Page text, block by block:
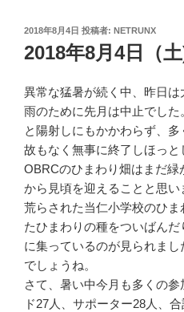
投
稿
日:
2018年8月4日 投稿者: NETRUNX
2018年8月4日（
異常な猛暑が続く中、昨日
雨のために先月は中止でし
と陽射しにもかかわらず、
故もなく無事に終了しほっと
OBRCのひまわり畑はまだ
から見頃を迎えることと思
荒らされた当仁小学校のひ
たひまわりの種をついばん
に集っているのが見られま
でしょうね。
さて、暑い中今月も多くの
ド27人、サポーター28人、